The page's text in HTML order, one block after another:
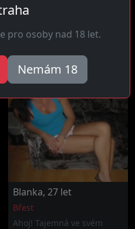
Čau! Závislá na dlouhých
dobře provedených
předehrách, tam...
Blanka, 27 let
Břest
Ahoj! Tajemná ve svém
pro osoby nad 18 let.
Nemám 18